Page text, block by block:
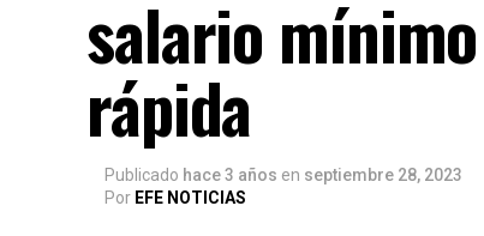
salario
rápida
Publicado hace 3 años en septiembre 28, 2023
Por EFE NOTICIAS